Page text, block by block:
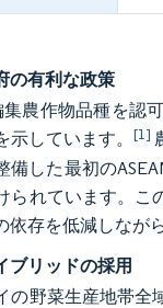
の有利な政策
農作物品種を認
示しています。[1]
備した最初の
られています。
存を低減しなが
ブリッドの採用
の野菜生産地帯